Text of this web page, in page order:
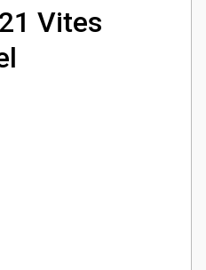
Vites